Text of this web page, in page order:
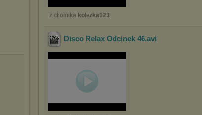
z chomika kolezka123
Disco Relax Odcinek 46.avi